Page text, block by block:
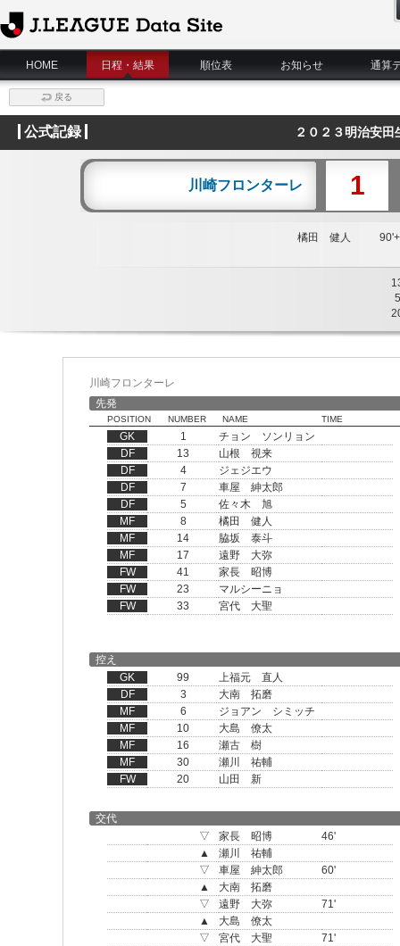
J.League Data Site
HOME
日程・結果 順位表 お知らせ 通算
戻る
公式記録 ２０２３明治安
川崎フロンターレ 1
橘田 健人
5
川崎フロンターレ
先発
POSITION NUMBER NAME TIME
GK 1
チョン ソンリョン
DF
13
山根 視来
DF
4
ジェジエウ
DF
7
車屋 紳太郎
DF
5
佐々木 旭
MF
8
橘田 健人
MF
14
脇坂 泰斗
MF
17
遠野 大弥
FW
41
家長 昭博
FW
23
マルシーニョ
FW
33 宮代 大聖
控え
GK
99
上福元 直人
DF
3
大南 拓磨
MF
6
ジョアン シミッチ
MF
10
大島 僚太
MF
16
瀬古 樹
MF
30
瀬川 祐輔
FW
20 山田 新
交代
▽
家長 昭博
46'
▲
瀬川 祐輔
▽
車屋 紳太郎
60'
▲
大南 拓磨
▽
遠野 大弥
71'
▲
大島 僚太
▽
宮代 大聖
71'